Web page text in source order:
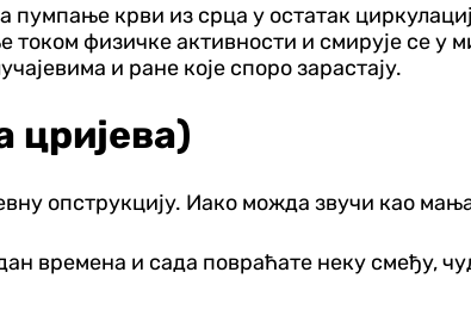
пумпање крви из срца у остатак
током физичке активности и смирује се
и ране које споро зарастају.
цријева)
опструкцију. Иако можда звучи као
времена и сада повраћате неку смеђу,